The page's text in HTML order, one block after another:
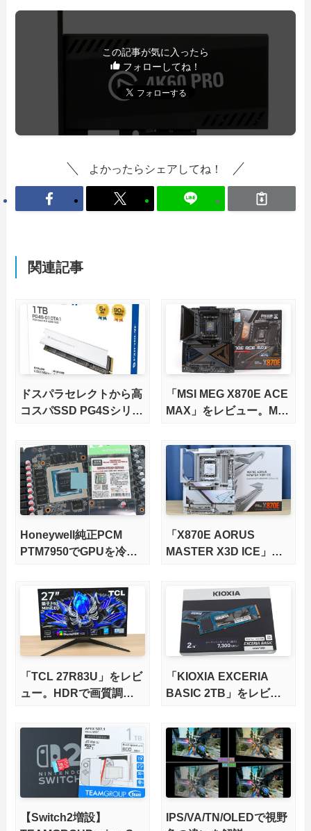
この記事が気に入ったら
フォローしてね！
よかったらシェアしてね！
関連記事
ドスパラセレクトから高
コスパSSD PG4Sシリー
「MSI MEG X870E ACE
MAX」をレビュー。M.2
版X870Eマザーボードを
徹底検証
Honeywell純正PCM
PTM7950でGPUを冷や
「X870E AORUS
MASTER X3D ICE」を
さらに高速にする完全版
X870Eマザーボードを徹
底検証
「TCL 27R83U」をレビ
ュー。HDRで画質調整
輝度も発揮！
「KIOXIA EXCERIA
BASIC 2TB」をレビュ
力、高性能、高コスパを
実現！
【Switch2増設】
IPS/VA/TN/OLEDで視野